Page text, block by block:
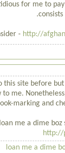
for me to
- http://
this site before
me.
marking and
me a dime boz
http://
loan me a dime